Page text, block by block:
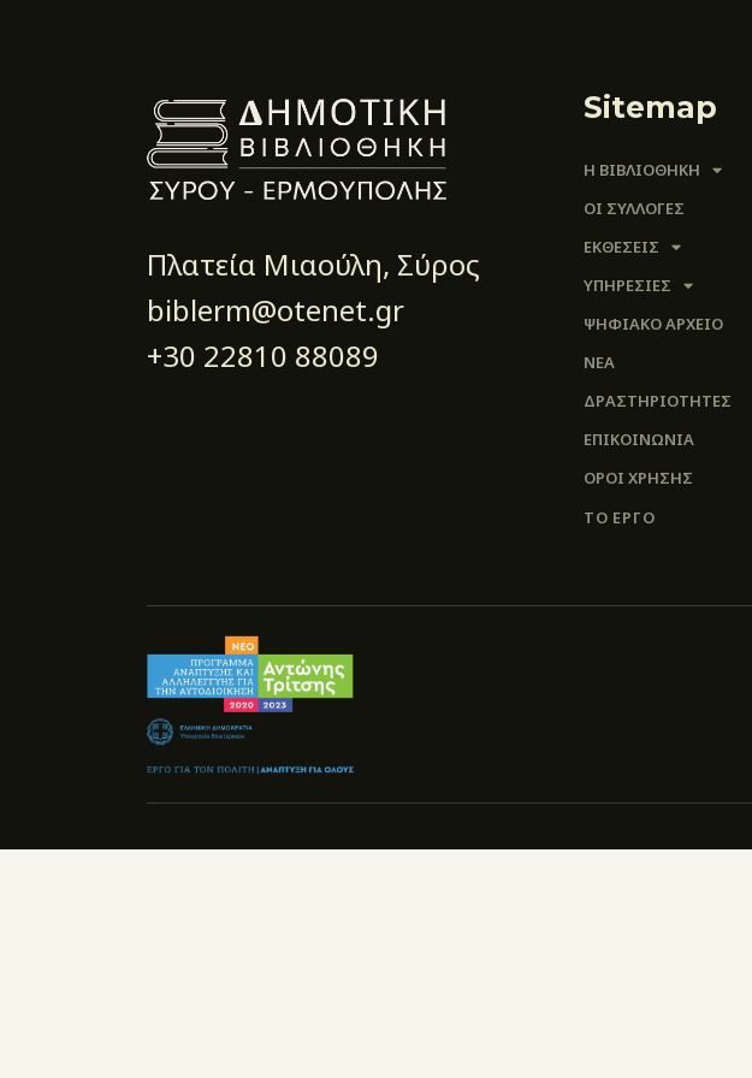
Πλατεία Μιαούλη, Σύρος
biblerm@otenet.gr
+30 22810 88089
Sitemap
Η ΒΙΒΛΙΟΘΗΚΗ
ΟΙ ΣΥΛΛΟΓΈΣ
ΕΚΘΕΣΕΙΣ
ΥΠΗΡΕΣΙΕΣ
ΨΗΦΙΑΚΌ ΑΡΧΕΊΟ
ΝΕΑ
ΔΡΑΣΤΗΡΙΟΤΗΤΕΣ
ΕΠΙΚΟΙΝΩΝΊΑ
ΌΡΟΙ ΧΡΉΣΗΣ
ΤΟ ΕΡΓΟ